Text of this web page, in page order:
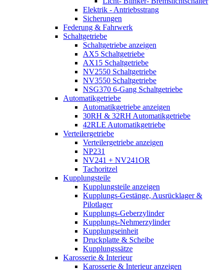
Elektrik - Antriebsstrang
Sicherungen
Federung & Fahrwerk
Schaltgetriebe
Schaltgetriebe anzeigen
AX5 Schaltgetriebe
AX15 Schaltgetriebe
NV2550 Schaltgetriebe
NV3550 Schaltgetriebe
NSG370 6-Gang Schaltgetriebe
Automatikgetriebe
Automatikgetriebe anzeigen
30RH & 32RH Automatikgetriebe
42RLE Automatikgetriebe
Verteilergetriebe
Verteilergetriebe anzeigen
NP231
NV241 + NV241OR
Tachoritzel
Kupplungsteile
Kupplungsteile anzeigen
Kupplungs-Gestänge, Ausrücklager &
Pilotlager
Kupplungs-Geberzylinder
Kupplungs-Nehmerzylinder
Kupplungseinheit
Druckplatte & Scheibe
Kupplungssätze
Karosserie & Interieur
Karosserie & Interieur anzeigen